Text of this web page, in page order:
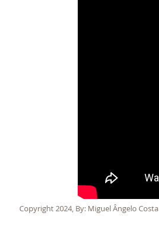
Copyright 2024, By: Miguel Ângelo Costa